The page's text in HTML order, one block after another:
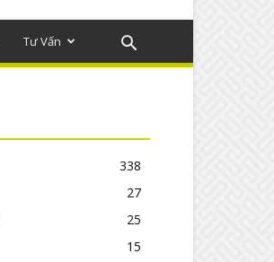
Tư Vấn
338
27
25
15